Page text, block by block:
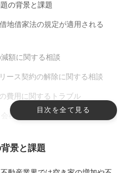
目次を全て見る
の背景と課題
地借家法の規定が適用される
額に関する相談
ース契約の解除に関する相談
費用に関するトラブル
会社の破綻
た提言
切な助言
景と課題